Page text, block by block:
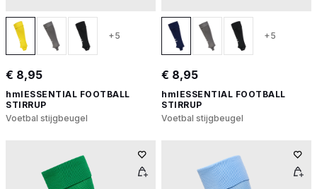
+5
€ 8,95
hmlESSENTIAL FOOTBALL
STIRRUP
Voetbal stijgbeugel
+5
€ 8,95
hmlESSENTIAL FOOTBALL
STIRRUP
Voetbal stijgbeugel